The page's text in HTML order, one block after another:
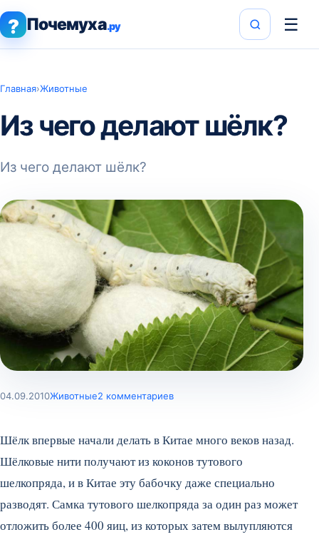
? Почемуха.ру ☰
Главная›Животные
Из чего делают шёлк?
Из чего делают шёлк?
04.09.2010Животные2 комментариев
Шёлк впервые начали делать в Китае много веков назад.
Шёлковые нити получают из коконов тутового
шелкопряда, и в Китае эту бабочку даже специально
разводят. Самка тутового шелкопряда за один раз может
отложить более 400 яиц, из которых затем вылупляются